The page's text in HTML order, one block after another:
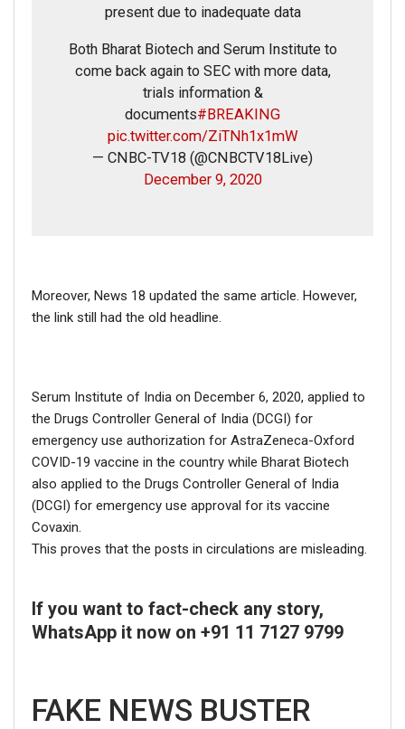
present due to inadequate data
Both Bharat Biotech and Serum Institute to
come back again to SEC with more data,
trials information &
documents#BREAKING
pic.twitter.com/ZiTNh1x1mW
— CNBC-TV18 (@CNBCTV18Live)
December 9, 2020
Moreover, News 18 updated the same article. However,
the link still had the old headline.
Serum Institute of India on December 6, 2020, applied to
the Drugs Controller General of India (DCGI) for
emergency use authorization for AstraZeneca-Oxford
COVID-19 vaccine in the country while Bharat Biotech
also applied to the Drugs Controller General of India
(DCGI) for emergency use approval for its vaccine
Covaxin.
This proves that the posts in circulations are misleading.
If you want to fact-check any story,
WhatsApp it now on +91 11 7127 9799
FAKE NEWS BUSTER